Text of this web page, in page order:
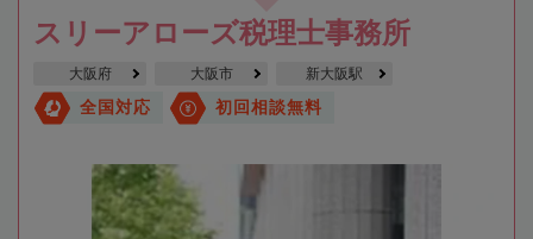
スリーアローズ税理士事務所
大阪府 大阪市 新大阪駅
全国対応 初回相談無料